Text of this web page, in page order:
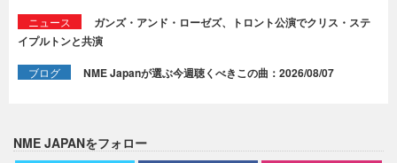
ニュース
ガンズ・アンド・ローゼズ、トロント公演でクリス・ステ
イプルトンと共演
ブログ NME Japanが選ぶ今週聴くべきこの曲：2026/08/07
NME JAPANをフォロー